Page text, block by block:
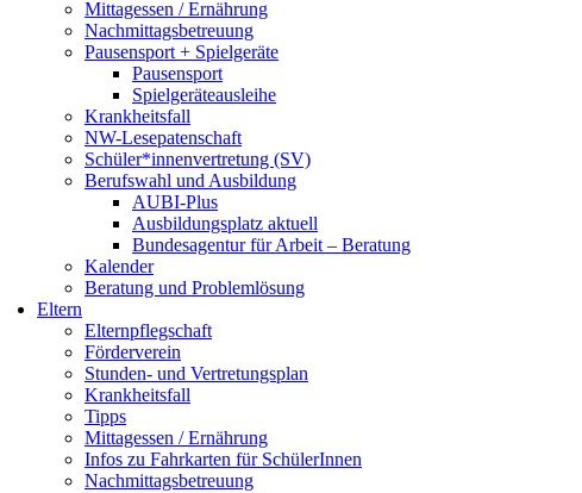
Mittagessen / Ernährung
Nachmittagsbetreuung
Pausensport + Spielgeräte
Pausensport
Spielgeräteausleihe
Krankheitsfall
NW-Lesepatenschaft
Schüler*innenvertretung (SV)
Berufswahl und Ausbildung
AUBI-Plus
Ausbildungsplatz aktuell
Bundesagentur für Arbeit – Beratung
Kalender
Beratung und Problemlösung
Eltern
Elternpflegschaft
Förderverein
Stunden- und Vertretungsplan
Krankheitsfall
Tipps
Mittagessen / Ernährung
Infos zu Fahrkarten für SchülerInnen
Nachmittagsbetreuung